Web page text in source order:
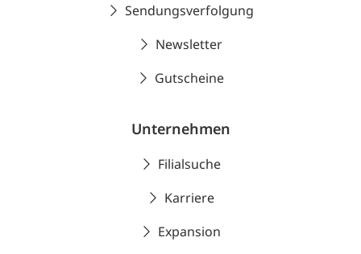
Sendungsverfolgung
Newsletter
Gutscheine
Unternehmen
Filialsuche
Karriere
Expansion